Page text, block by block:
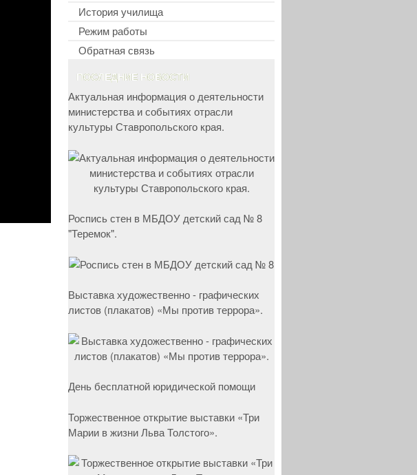
История училища
Режим работы
Обратная связь
ПОСЛЕДНИЕ НОВОСТИ
Актуальная информация о деятельности
министерства и событиях отрасли
культуры Ставропольского края.
Роспись стен в МБДОУ детский сад № 8
"Теремок".
Выставка художественно - графических
листов (плакатов) «Мы против террора».
День бесплатной юридической помощи
Торжественное открытие выставки «Три
Марии в жизни Льва Толстого».